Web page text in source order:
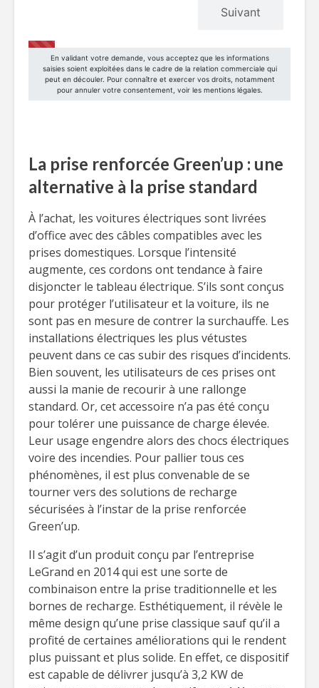
La prise renforcée Green’up : une
alternative à la prise standard
À l’achat, les voitures électriques sont livrées
d’office avec des câbles compatibles avec les
prises domestiques. Lorsque l’intensité
augmente, ces cordons ont tendance à faire
disjoncter le tableau électrique. S’ils sont conçus
pour protéger l’utilisateur et la voiture, ils ne
sont pas en mesure de contrer la surchauffe. Les
installations électriques les plus vétustes
peuvent dans ce cas subir des risques d’incidents.
Bien souvent, les utilisateurs de ces prises ont
aussi la manie de recourir à une rallonge
standard. Or, cet accessoire n’a pas été conçu
pour tolérer une puissance de charge élevée.
Leur usage engendre alors des chocs électriques
voire des incendies. Pour pallier tous ces
phénomènes, il est plus convenable de se
tourner vers des solutions de recharge
sécurisées à l’instar de la prise renforcée
Green’up.
Il s’agit d’un produit conçu par l’entreprise
LeGrand en 2014 qui est une sorte de
combinaison entre la prise traditionnelle et les
bornes de recharge. Esthétiquement, il révèle le
même design qu’une prise classique sauf qu’il a
profité de certaines améliorations qui le rendent
plus puissant et plus solide. En effet, ce dispositif
est capable de délivrer jusqu’à 3,2 KW de